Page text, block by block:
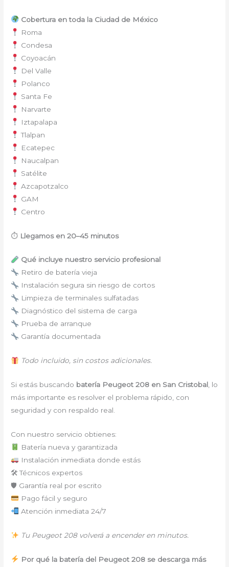
Cobertura en toda la Ciudad de México
Roma
Condesa
Coyoacán
Del Valle
Polanco
Santa Fe
Narvarte
Iztapalapa
Tlalpan
Ecatepec
Naucalpan
Satélite
Azcapotzalco
GAM
Centro
⏱ Llegamos en 20–45 minutos
Qué incluye nuestro servicio profesional
Retiro de batería vieja
Instalación segura sin riesgo de cortos
Limpieza de terminales sulfatadas
Diagnóstico del sistema de carga
Prueba de arranque
Garantía documentada
Todo incluido, sin costos adicionales.
Si estás buscando batería Peugeot 208 en San Cristobal , lo
más importante es resolver el problema rápido, con
seguridad y con respaldo real.
Con nuestro servicio obtienes:
Batería nueva y garantizada
Instalación inmediata donde estás
🛠 Técnicos expertos
🛡 Garantía real por escrito
Pago fácil y seguro
Atención inmediata 24/7
Tu Peugeot 208 volverá a encender en minutos.
Por qué la batería del Peugeot 208 se descarga más